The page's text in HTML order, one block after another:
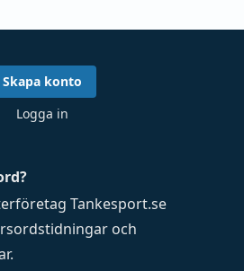
Tankesport.se
och
.
Skapa konto
Logga in